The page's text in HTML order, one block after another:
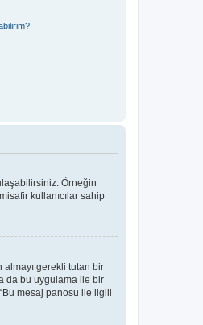
Örneğin
kullanıcılar sahip
gerekli tutan bir
da bu uygulama ile bir
mesaj panosu ile ilgili